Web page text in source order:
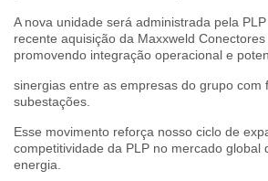
A nova unidade será administrada pela
recente aquisição da Maxxweld Conectores
promovendo integração operacional e
sinergias entre as empresas do grupo com
subestações.
Esse movimento reforça nosso ciclo de
competitividade da PLP no mercado global
energia.